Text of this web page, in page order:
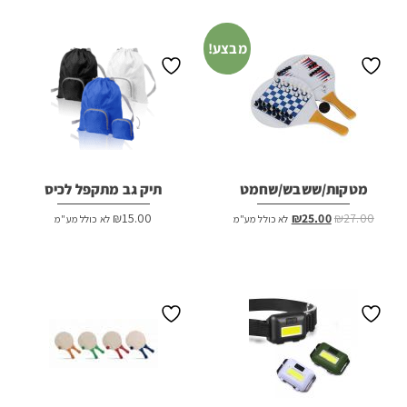
מבצע!
מטקות/ששבש/שחמט
₪27.00
המחיר₪25.00 המחיר
לא כולל מע"מ
תיק גב מתקפל לכיס
₪15.00 לא כולל מע"מ